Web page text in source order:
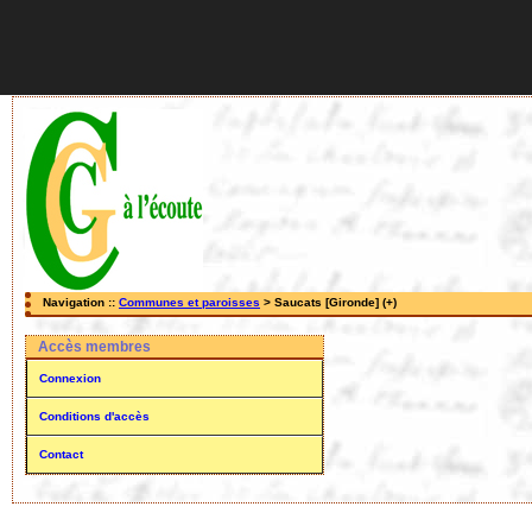
Navigation :: Communes et paroisses > Saucats [Gironde] (+)
Accès membres
Connexion
Conditions d'accès
Contact